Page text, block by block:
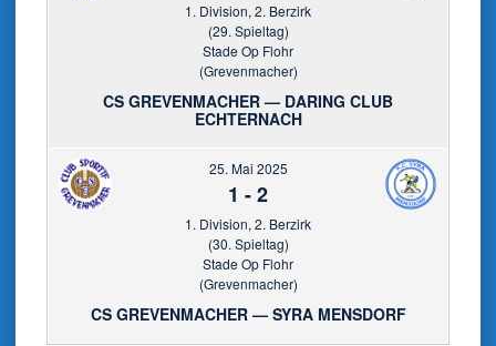
1. Division, 2. Berzirk
(29. Spieltag)
Stade Op Flohr
(Grevenmacher)
CS GREVENMACHER — DARING CLUB
ECHTERNACH
25. Mai 2025
1 -2
1. Division, 2. Berzirk
(30. Spieltag)
Stade Op Flohr
(Grevenmacher)
CS GREVENMACHER — SYRA MENSDORF